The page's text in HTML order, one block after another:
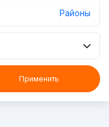
Районы
Применить